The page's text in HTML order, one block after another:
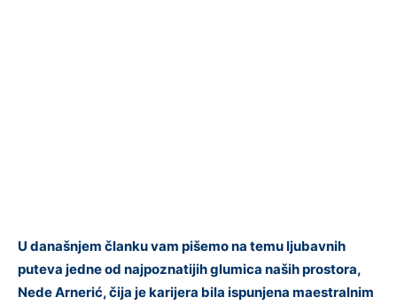
U današnjem članku vam pišemo na temu ljubavnih
puteva jedne od najpoznatijih glumica naših prostora,
Nede Arnerić, čija je karijera bila ispunjena maestralnim